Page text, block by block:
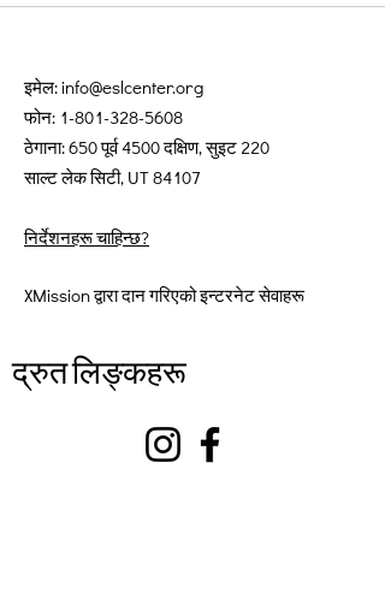
इमेल:info@eslcenter.org
फोन: 1-801-328-5608
ठेगाना: 650 पूर्व 4500 दक्षिण, सुइट 220
साल्ट लेक सिटी, UT 84107
निर्देशनहरू चाहिन्छ?
XMission द्वारा दान गरिएको इन्टरनेट सेवाहरू
द्रुत लिङ्कहरू